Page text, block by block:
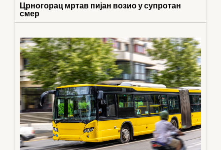
Црногорац мртав пијан возио у супротан
смер